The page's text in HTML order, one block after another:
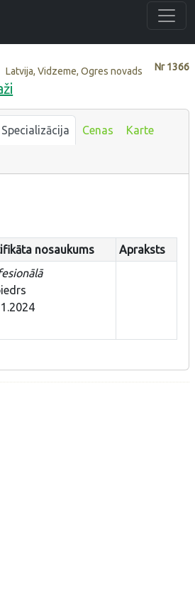
Nr1366
Latvija, Vidzeme, Ogres novads
Specializācija Cenas Karte
nosaukums
Apraksts